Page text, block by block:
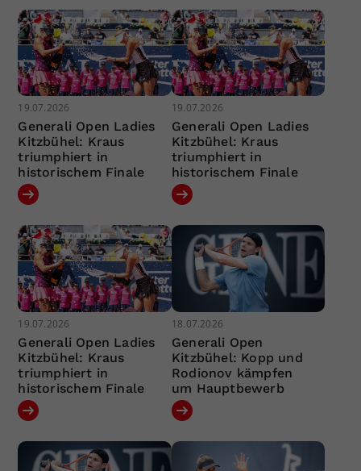
19.07.2026
Generali Open Ladies
Kitzbühel: Kraus
triumphiert in
historischem Finale
19.07.2026
Generali Open Ladies
Kitzbühel: Kraus
triumphiert in
historischem Finale
19.07.2026
Generali Open Ladies
Kitzbühel: Kraus
triumphiert in
historischem Finale
18.07.2026
Generali Open
Kitzbühel: Kopp und
Rodionov kämpfen
um Hauptbewerb